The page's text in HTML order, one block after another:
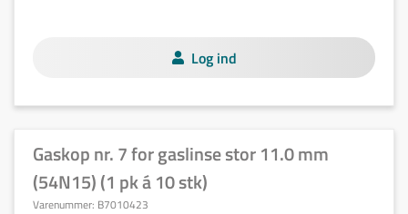
Log ind
Gaskop nr. 7 for gaslinse stor 11.0 mm
(54N15) (1 pk á 10 stk)
Varenummer: B7010423